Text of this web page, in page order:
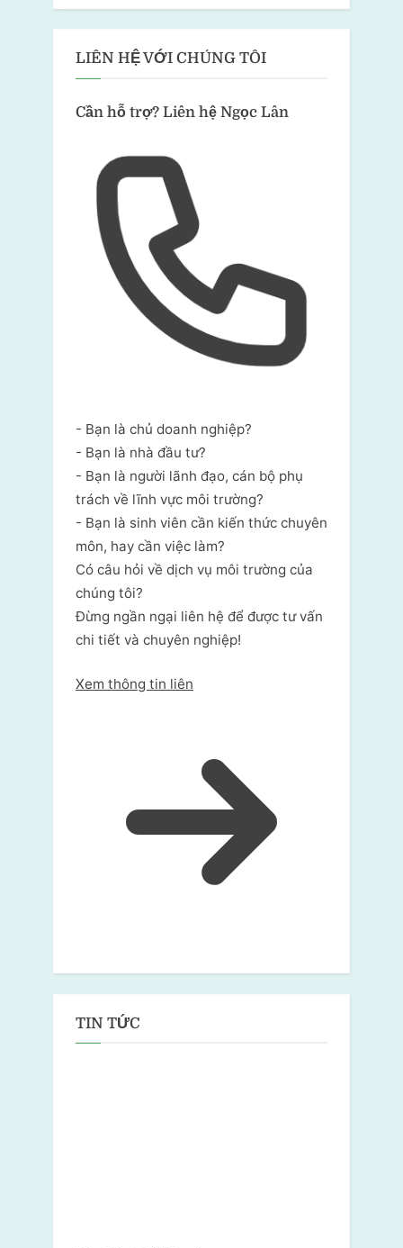
LIÊN HỆ VỚI CHÚNG TÔI
Cần hỗ trợ? Liên hệ Ngọc Lân
- Bạn là chủ doanh nghiệp?
- Bạn là nhà đầu tư?
- Bạn là người lãnh đạo, cán bộ phụ
trách về lĩnh vực môi trường?
- Bạn là sinh viên cần kiến thức chuyên
môn, hay cần việc làm?
Có câu hỏi về dịch vụ môi trường của
chúng tôi?
Đừng ngần ngại liên hệ để được tư vấn
chi tiết và chuyên nghiệp!
Xem thông tin liên
TIN TỨC